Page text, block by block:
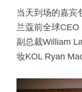
当天到场的嘉宾
兰蔻前全球
副总裁William
妆KOL Ryan